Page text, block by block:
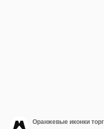
Оранжевые иконки